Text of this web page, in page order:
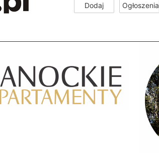
Dodaj Ogłoszenia